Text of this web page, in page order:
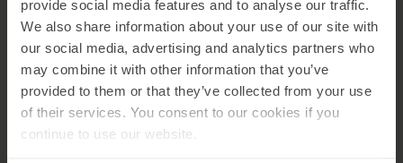
provide social media features and to analyse our traffic.
We also share information about your use of our site with
our social media, advertising and analytics partners who
may combine it with other information that you’ve
provided to them or that they’ve collected from your use
of their services. You consent to our cookies if you
continue to use our website.
bokningsbekräftelse.
Platsen är precis vid hotellet, så du kan checka in smidigt.
Spontanbesökare? Vi har plats för dig också.